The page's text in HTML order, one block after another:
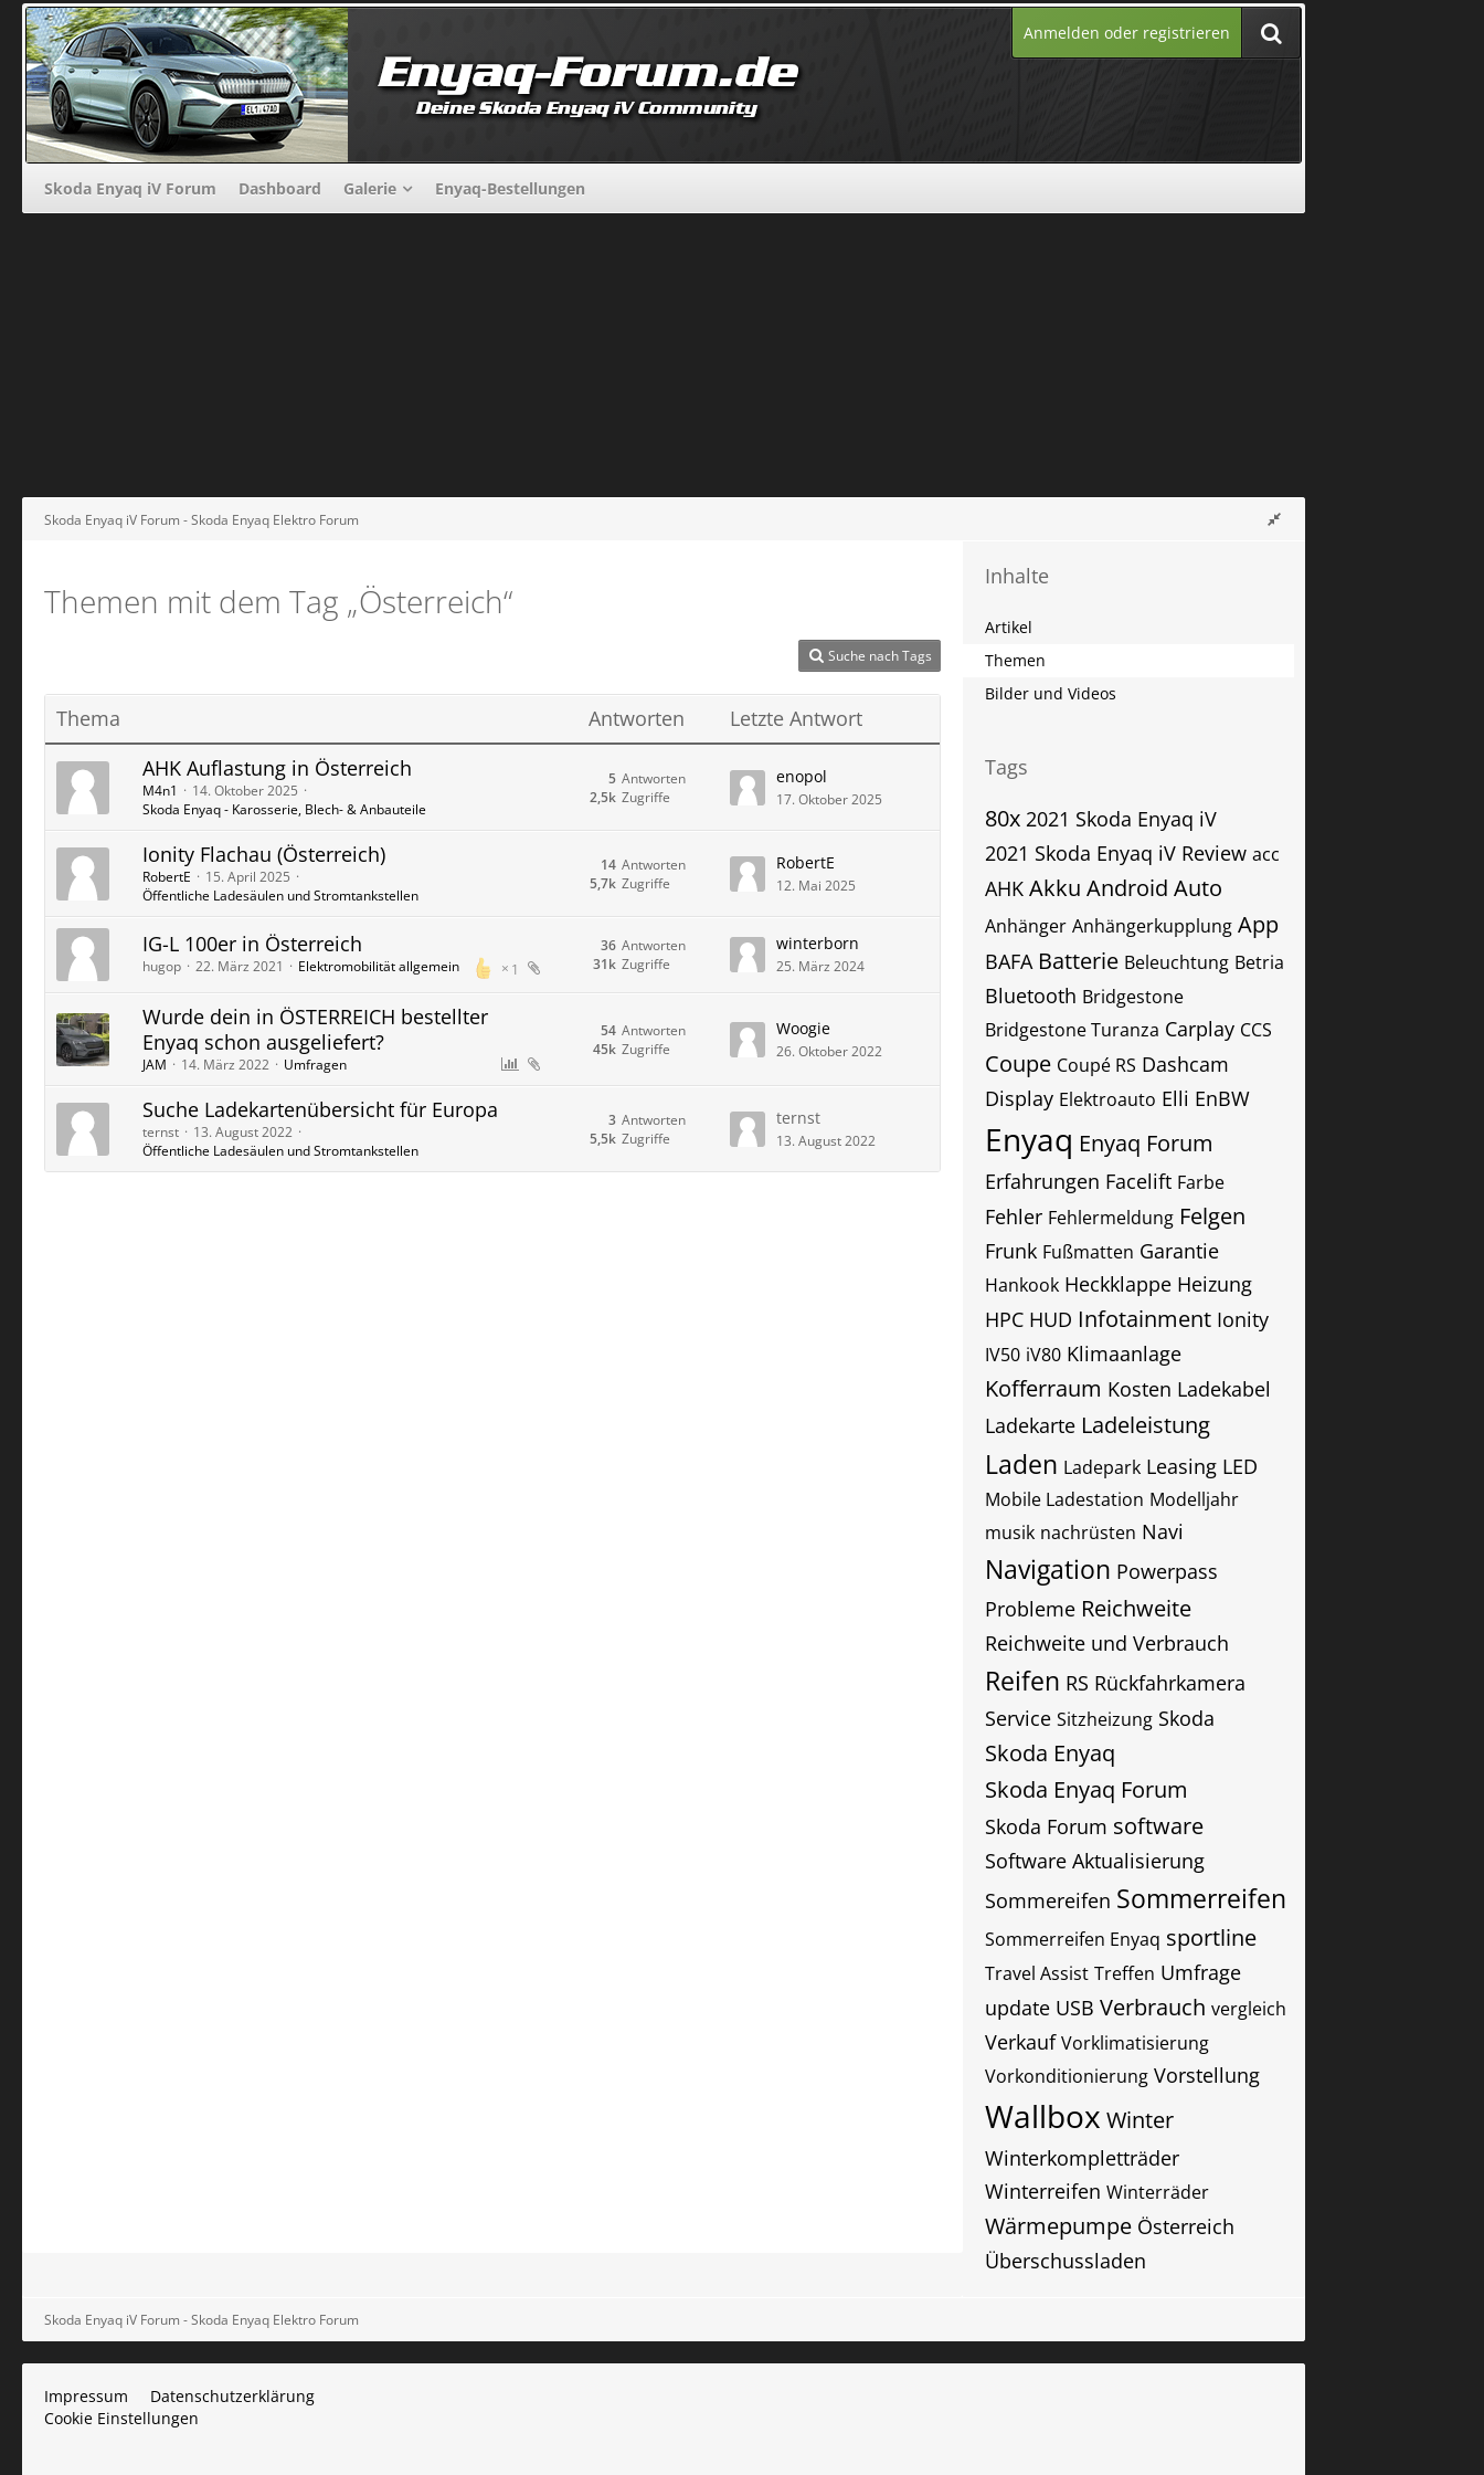
Anmelden oder registrieren
Skoda Enyaq iV Forum Dashboard Galerie Enyaq-Bestellungen
Skoda Enyaq iV Forum - Skoda Enyaq Elektro Forum
Themen mit dem Tag „Österreich“
Suche nach Tags
Thema Antworten
Letzte Antwort
AHK Auflastung in Österreich
M4n1
14. Oktober 2025
Skoda Enyaq - Karosserie, Blech- & Anbauteile
Antworten
5
Zugriffe
2,5k
enopol
17. Oktober 2025
Ionity Flachau (Österreich)
RobertE
15. April 2025
Öffentliche Ladesäulen und Stromtankstellen
Antworten
14
Zugriffe
5,7k
RobertE
12. Mai 2025
IG-L 100er in Österreich
1
hugop 22. März 2021 Elektromobilität allgemein
Antworten
36
Zugriffe
31k
winterborn
25. März 2024
Wurde dein in ÖSTERREICH bestellter
Enyaq schon ausgeliefert?
JAM 14. März 2022 Umfragen
Antworten
54
Zugriffe
45k
Woogie
26. Oktober 2022
Suche Ladekartenübersicht für Europa
ternst
13. August 2022
Öffentliche Ladesäulen und Stromtankstellen
Antworten
3
Zugriffe
5,5k
ternst
13. August 2022
Inhalte
Artikel
Themen
Bilder und Videos
Tags
80x 2021 Skoda Enyaq iV
2021 Skoda Enyaq iV Review acc
AHK Akku Android Auto
Anhänger Anhängerkupplung App
BAFA Batterie Beleuchtung Betria
Bluetooth Bridgestone
Bridgestone Turanza Carplay CCS
Coupe Coupé RS Dashcam
Display Elektroauto Elli EnBW
Enyaq Enyaq Forum
Erfahrungen Facelift Farbe
Fehler Fehlermeldung Felgen
Frunk Fußmatten Garantie
Hankook Heckklappe Heizung
HPC HUD Infotainment Ionity
IV50 iV80 Klimaanlage
Kofferraum Kosten Ladekabel
Ladekarte Ladeleistung
Laden Ladepark Leasing LED
Mobile Ladestation Modelljahr
musik nachrüsten Navi
Navigation Powerpass
Probleme Reichweite
Reichweite und Verbrauch
Reifen RS Rückfahrkamera
Service Sitzheizung Skoda
Skoda Enyaq
Skoda Enyaq Forum
Skoda Forum software
Software Aktualisierung
Sommereifen Sommerreifen
Sommerreifen Enyaq sportline
Travel Assist Treffen Umfrage
update USB Verbrauch vergleich
Verkauf Vorklimatisierung
Vorkonditionierung Vorstellung
Wallbox Winter
Winterkompletträder
Winterreifen Winterräder
Wärmepumpe Österreich
Überschussladen
Skoda Enyaq iV Forum - Skoda Enyaq Elektro Forum
Impressum
Datenschutzerklärung
Cookie Einstellungen